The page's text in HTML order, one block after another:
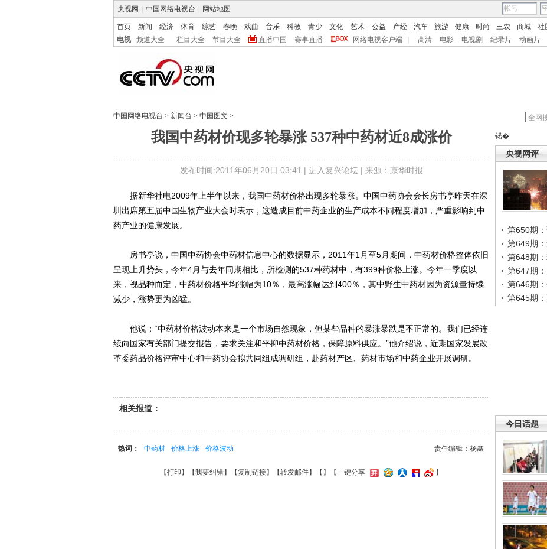
央视网 中国网络电视台 网站地图
首页 新闻 经济 体育 综艺 春晚 戏曲 音乐 科教 青少 文化 艺术 公益 产经 汽车 旅游 健康 时尚 三农 商城 社
电视
频道大全 栏目大全 节目大全 直播中国 赛事直播 网络电视客户端 高清 电影 电视剧 纪录片 动画片
中国网络电视台 > 新闻台 > 中国图文 >
我国中药材价现多轮暴涨 537种中药材近8成涨价
发布时间:2011年06月20日 03:41 | 进入复兴论坛| 来源：京华时报
锘�
央视网评
第650期
第649期
第648期
第647期
第646期
第645期
今日话题
据新华社电2009年上半年以来，我国中药材价格出现多轮暴涨。中国中药协会会长房书亭昨天在深
圳出席第五届中国生物产业大会时表示，这造成目前中药企业的生产成本不同程度增加，严重影响到中
药产业的健康发展。
房书亭说，中国中药协会中药材信息中心的数据显示，2011年1月至5月期间，中药材价格整体依旧
呈现上升势头，今年4月与去年同期相比，所检测的537种药材中，有399种价格上涨。今年一季度以
来，视品种而定，中药材价格平均涨幅为10％，最高涨幅达到400％，其中野生中药材因为资源量持续
减少，涨势更为凶猛。
他说：“中药材价格波动本来是一个市场自然现象，但某些品种的暴涨暴跌是不正常的。我们已经连
续向国家有关部门提交报告，要求关注和平抑中药材价格，保障原料供应。”他介绍说，近期国家发展改
革委药品价格评审中心和中药协会拟共同组成调研组，赴药材产区、药材市场和中药企业开展调研。
相关报道：
责任编辑：杨鑫
热词： 中药材 价格上涨 价格波动
【打印 】【我要纠错】【复制链接】【转发邮件】【 】 【一键分享 】